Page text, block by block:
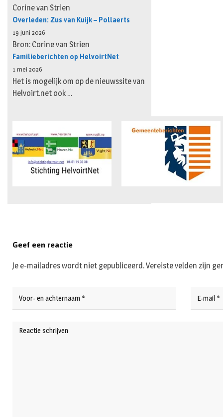
Corine van Strien
Overleden: Zus van Kuijk – Pollaerts
19 juni 2026
Bron: Corine van Strien
Familieberichten op HelvoirtNet
1 mei 2026
Het is mogelijk om op de nieuwssite van
Helvoirt.net ook …
Geef een reactie
Je e-mailadres wordt niet gepubliceerd.Vereiste velden zijn